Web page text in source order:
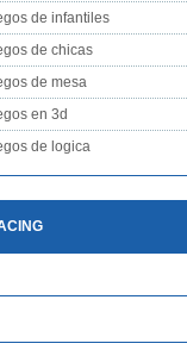
de infantiles
de chicas
de mesa
en 3d
de logica